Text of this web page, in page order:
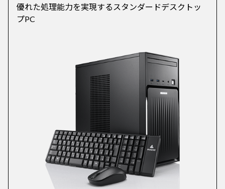
優れた処理能力を実現するスタンダードデスクトッ
プPC